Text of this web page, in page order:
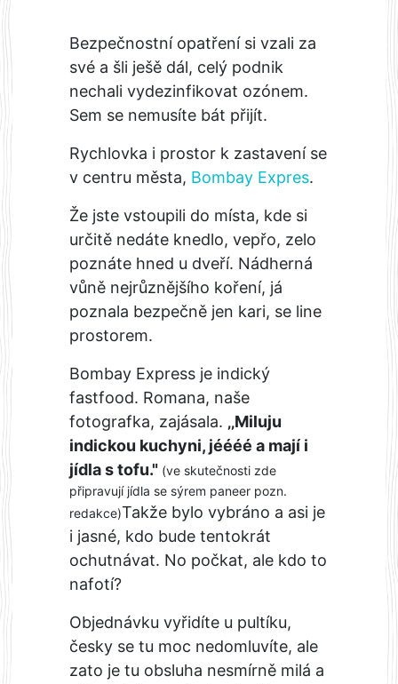
Bezpečnostní opatření si vzali za
své a šli ješě dál, celý podnik
nechali vydezinfikovat ozónem.
Sem se nemusíte bát přijít.
Rychlovka i prostor k zastavení se
v centru města, Bombay Expres.
Že jste vstoupili do místa, kde si
určitě nedáte knedlo, vepřo, zelo
poznáte hned u dveří. Nádherná
vůně nejrůznějšího koření, já
poznala bezpečně jen kari, se line
prostorem.
Bombay Express je indický
fastfood. Romana, naše
fotografka, zajásala. ‚‚Miluju
indickou kuchyni, jéééé a mají i
jídla s tofu." (ve skutečnosti zde
připravují jídla se sýrem paneer pozn.
redakce)Takže bylo vybráno a asi je
i jasné, kdo bude tentokrát
ochutnávat. No počkat, ale kdo to
nafotí?
Objednávku vyřidíte u pultíku,
česky se tu moc nedomluvíte, ale
zato je tu obsluha nesmírně milá a